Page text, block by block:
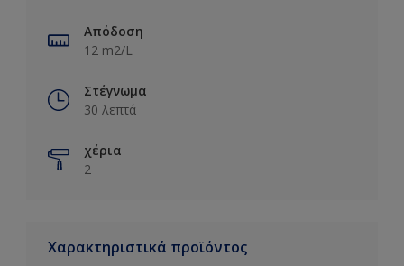
Απόδοση
12 m2/L
Στέγνωμα
30 λεπτά
χέρια
2
Χαρακτηριστικά προϊόντος